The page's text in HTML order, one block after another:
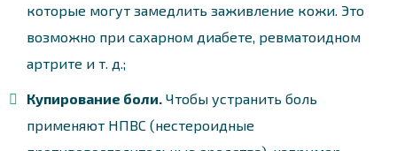
которые могут замедлить заживление кожи. Это
возможно при сахарном диабете, ревматоидном
артрите и т. д.;
Купирование боли. Чтобы устранить боль
применяют НПВС (нестероидные